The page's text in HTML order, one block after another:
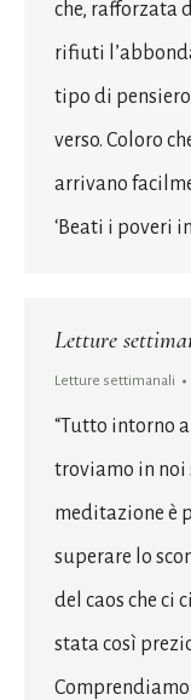
che, rafforzata
rifiuti
tipo di
verso. Coloro
arrivano
‘Beati i poveri
Letture
Letture settimanali
“Tutto intorno
troviamo in noi
meditazione è
superare lo
del caos che ci
stata così